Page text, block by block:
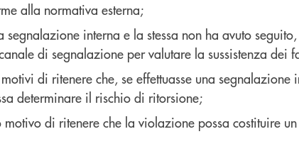
alla normativa esterna;
segnalazione interna e la stessa non ha avuto
di segnalazione per valutare la sussistenza dei
di ritenere che, se effettuasse una
determinare il rischio di ritorsione;
di ritenere che la violazione possa costituire